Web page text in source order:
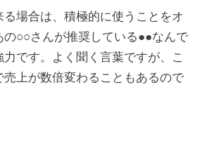
場合は、積極的に使うことをオ
○○さんが推奨している●●なんで
です。よく聞く言葉ですが、こ
上が数倍変わることもあるので